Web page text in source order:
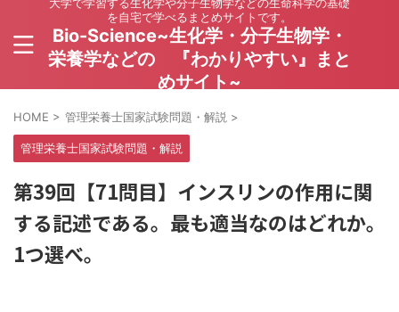
を自宅で学べるまとめサイトです。
Bio-Science~生化学・分子生物学・
栄養学などの 『わかりやすい』まと
めサイト~
HOME > 管理栄養士国家試験問題・解説 >
管理栄養士国家試験問題・解説
第39回【71問目】インスリンの作用に関
する記述である。最も適当なのはどれか。
1つ選べ。